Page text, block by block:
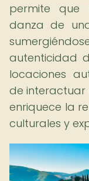
permite que
danza de
autenticidad
locaciones
de interactuar
enriquece la
culturales y